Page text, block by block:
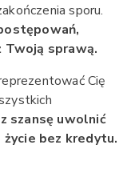
sporu.
Twoją sprawą.
Cię
szansę uwolnić
życie bez kredytu.